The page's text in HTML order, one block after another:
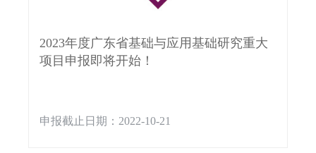
2023年度广东省基础与应用基础研究重大
项目申报即将开始！
申报截止日期：2022-10-21